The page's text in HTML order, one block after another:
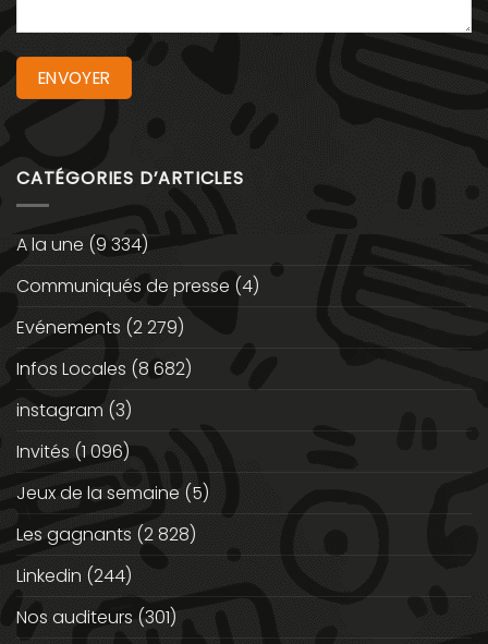
CATÉGORIES D’ARTICLES
A la une (9 334)
Communiqués de presse (4)
Evénements (2 279)
Infos Locales (8 682)
instagram (3)
Invités (1 096)
Jeux de la semaine (5)
Les gagnants (2 828)
Linkedin (244)
Nos auditeurs (301)